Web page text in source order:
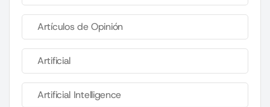
Artículos de Opinión
Artificial
Artificial Intelligence